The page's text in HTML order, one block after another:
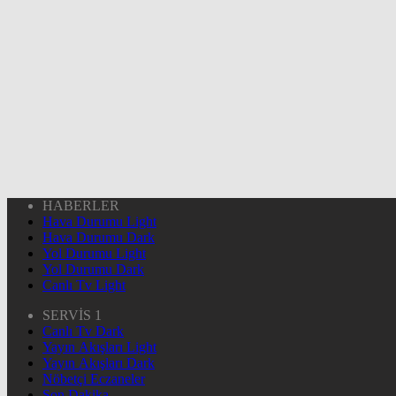
HABERLER
Hava Durumu Light
Hava Durumu Dark
Yol Durumu Light
Yol Durumu Dark
Canlı Tv Light
SERVİS 1
Canlı Tv Dark
Yayın Akışları Light
Yayın Akışları Dark
Nöbetçi Eczaneler